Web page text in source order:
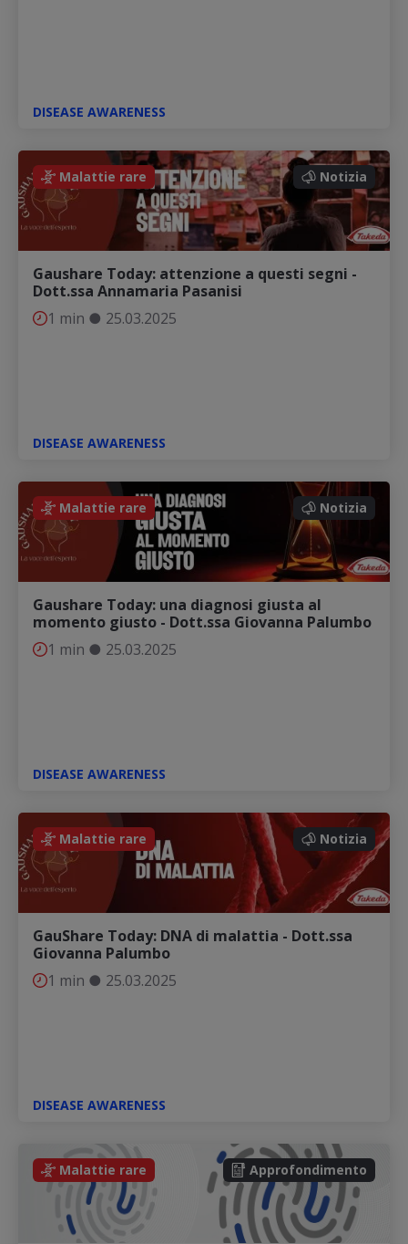
DISEASE AWARENESS
Malattie rare Notizia
Notizia
Gaushare Today: attenzione a questi segni -
Dott.ssa Annamaria Pasanisi
1 min ● 25.03.2025
DISEASE AWARENESS
Malattie rare Notizia
Notizia
Gaushare Today: una diagnosi giusta al
momento giusto - Dott.ssa Giovanna Palumbo
1 min ● 25.03.2025
DISEASE AWARENESS
Malattie rare Notizia
Notizia
GauShare Today: DNA di malattia - Dott.ssa
Giovanna Palumbo
1 min ● 25.03.2025
DISEASE AWARENESS
Malattie rare Approfondimento